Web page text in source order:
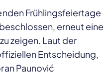
Frühlingsfeiertage
erneut eine
zeigen. Laut der
Entscheidung,
Paunović